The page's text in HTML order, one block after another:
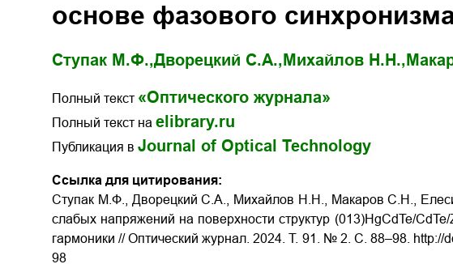
основе фазового
Ступак М.Ф.,Дворецкий С.А., Михайлов Н.Н.,
Полный текст «Оптического журнала»
Полный текст на elibrary.ru
Публикация в Journal of Optical Technology
Ссылка для цитирования:
Ступак М.Ф., Дворецкий С.А., Михайлов Н.Н., Макаров С.Н.,
слабых напряжений на поверхности структур (013)HgCdTe/
гармоники // Оптический журнал.2024.Т. 91. № 2. С . 88–98.
98